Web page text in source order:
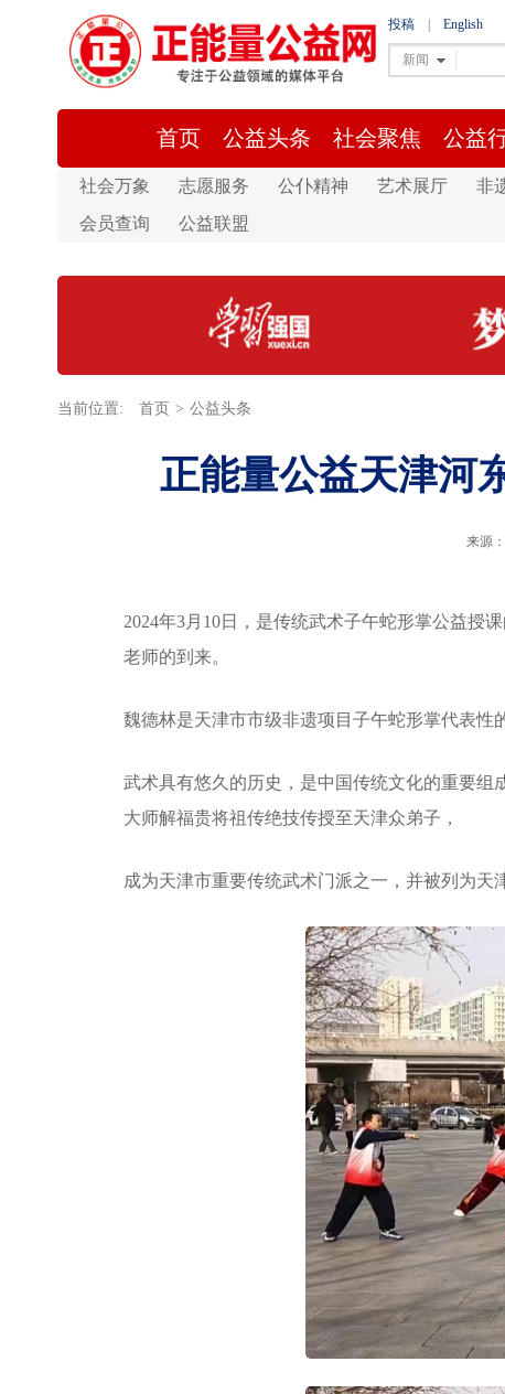
投稿 English
新闻
首页 公益头条 社会聚焦 公益
社会万象 志愿服务 公仆精神 艺术展厅 非
会员查询
公益联盟
当前位置: 首页 > 公益头条
正能量公益天津河
来源
2024年3月10日，是传统武术子午蛇形掌公益授
老师的到来。
魏德林是天津市市级非遗项目子午蛇形掌代表性
武术具有悠久的历史，是中国传统文化的重要
大师解福贵将祖传绝技传授至天津众弟子，
成为天津市重要传统武术门派之一，并被列为天